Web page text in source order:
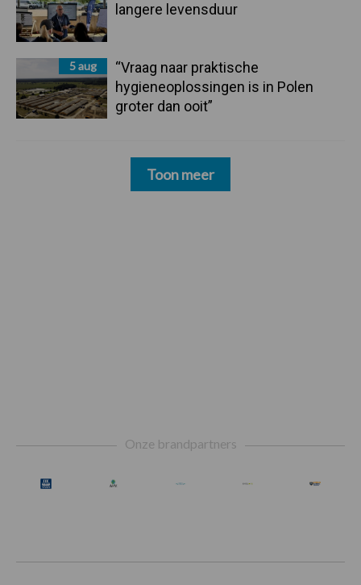
langere levensduur
5 aug
“Vraag naar praktische
hygieneoplossingen is in Polen
groter dan ooit”
Toon meer
Onze brandpartners